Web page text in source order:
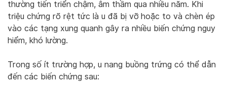
thường tiến triển chậm, âm thầm qua nhiều năm. Khi
triệu chứng rõ rệt tức là u đã bị vỡ hoặc to và chèn ép
vào các tạng xung quanh gây ra nhiều biến chứng nguy
hiểm, khó lường.
Trong số ít trường hợp, u nang buồng trứng có thể dẫn
đến các biến chứng sau: